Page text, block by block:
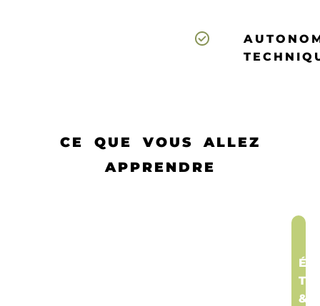
CE QUE VOUS ALLEZ
APPRENDRE
&